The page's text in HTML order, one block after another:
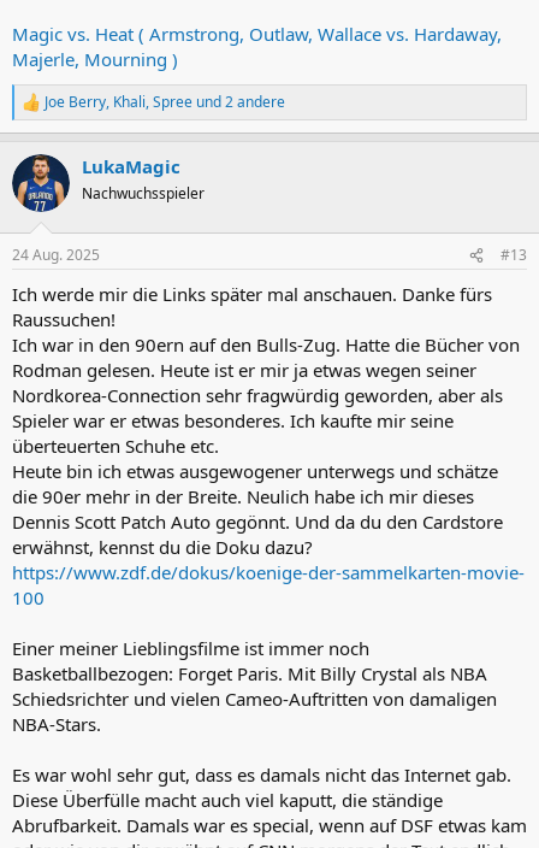
Magic vs. Heat ( Armstrong, Outlaw, Wallace vs. Hardaway,
Majerle, Mourning )
R
e
k
t
i
e
:
Joe Berry, Khali,Spree und 2 andere
LukaMagic
Nachwuchsspieler
24 Aug. 2025 #13
Ich werde mir die Links später mal anschauen. Danke fürs
Raussuchen!
Ich war in den 90ern auf den Bulls-Zug. Hatte die Bücher von
Rodman gelesen. Heute ist er mir ja etwas wegen seiner
Nordkorea-Connection sehr fragwürdig geworden, aber als
Spieler war er etwas besonderes. Ich kaufte mir seine
überteuerten Schuhe etc.
Heute bin ich etwas ausgewogener unterwegs und schätze
die 90er mehr in der Breite. Neulich habe ich mir dieses
Dennis Scott Patch Auto gegönnt. Und da du den Cardstore
erwähnst, kennst du die Doku dazu?
https://www.zdf.de/dokus/koenige-der-sammelkarten-movie-
100
Einer meiner Lieblingsfilme ist immer noch
Basketballbezogen: Forget Paris. Mit Billy Crystal als NBA
Schiedsrichter und vielen Cameo-Auftritten von damaligen
NBA-Stars.
Es war wohl sehr gut, dass es damals nicht das Internet gab.
Diese Überfülle macht auch viel kaputt, die ständige
Abrufbarkeit. Damals war es special, wenn auf DSF etwas kam